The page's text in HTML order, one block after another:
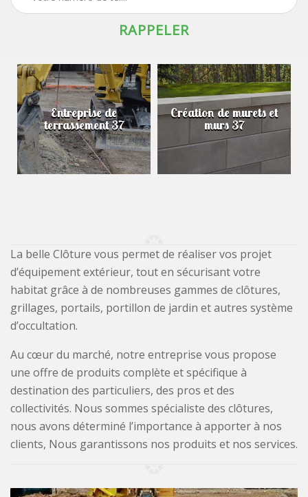
Entreprise de
terrassement 37
Création de murets et
murs 37
La belle Clôture vous permet de réaliser vos projet
d’équipement extérieur, tout en sécurisant votre
habitat grâce à de nombreuses gammes de clôtures,
grillages, portails, portillon de jardin et autres système
d’occultation.
Au cœur du marché, notre entreprise vous propose
une offre de produits complète et spécifique à
destination des particuliers, des pros et des
collectivités. Nous sommes spécialiste des clôtures,
nous avons déterminé l’importance à apporter à nos
clients, Nous garantissons nos produits et nos services.